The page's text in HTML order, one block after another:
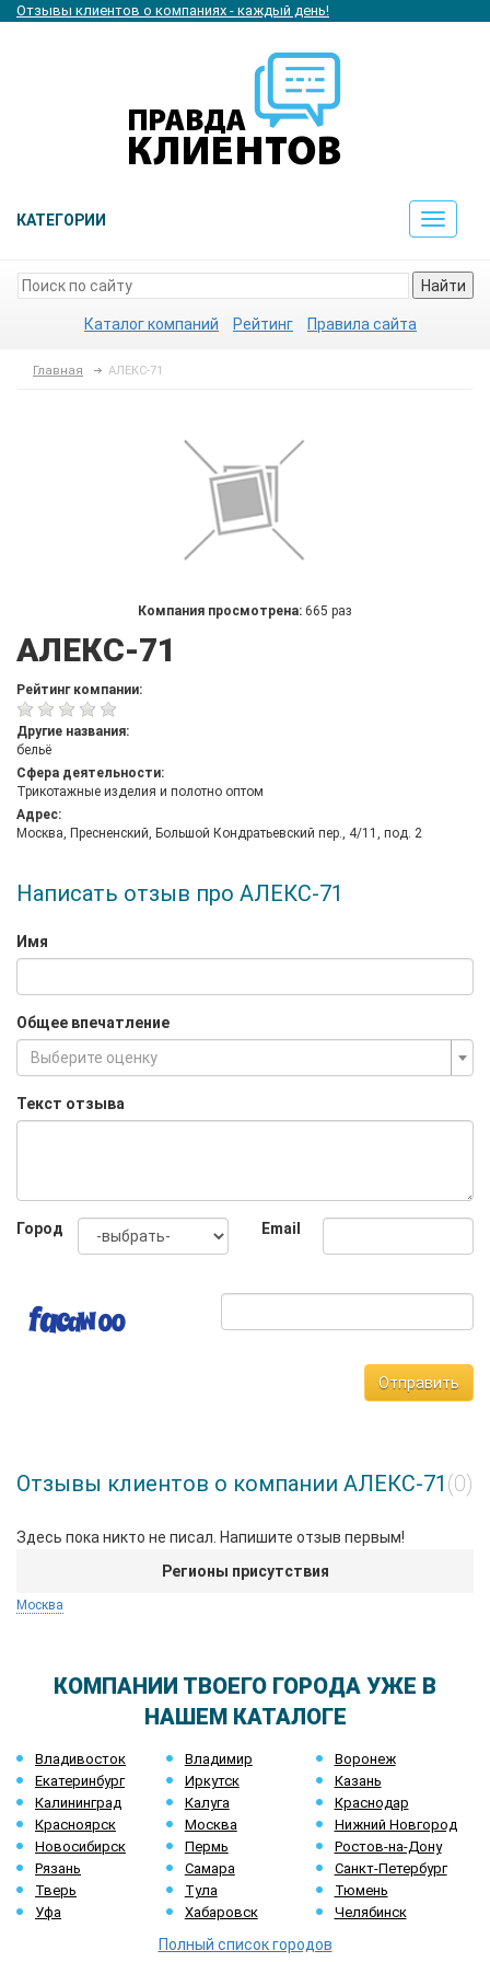
Отзывы клиентов о компаниях - каждый день!
КАТЕГОРИИ
Toggle
Найти
Каталог компаний Рейтинг Правила сайта
Главная АЛЕКС-71
Компания просмотрена: 665 раз
АЛЕКС-71
Рейтинг компании:
Другие названия:
бельё
Сфера деятельности:
Трикотажные изделия и полотно оптом
Адрес:
Москва, Пресненский, Большой Кондратьевский пер., 4/11, под. 2
Написать отзыв про АЛЕКС-71
Имя
Общее впечатление
Выберите оценку
Текст отзыва
Город Email
Отправить
Отзывы клиентов о компании АЛЕКС-71 (0)
Здесь пока никто не писал. Напишите отзыв первым!
Регионы присутствия
Москва
КОМПАНИИ ТВОЕГО ГОРОДА УЖЕ В
НАШЕМ КАТАЛОГЕ
Владивосток Владимир
Воронеж
Екатеринбург
Иркутск
Казань
Калининград
Калуга
Краснодар
Красноярск
Москва
Нижний Новгород
Новосибирск
Пермь
Ростов-на-Дону
Рязань
Самара
Санкт-Петербург
Тверь
Тула
Тюмень
Уфа
Хабаровск Челябинск
Полный список городов